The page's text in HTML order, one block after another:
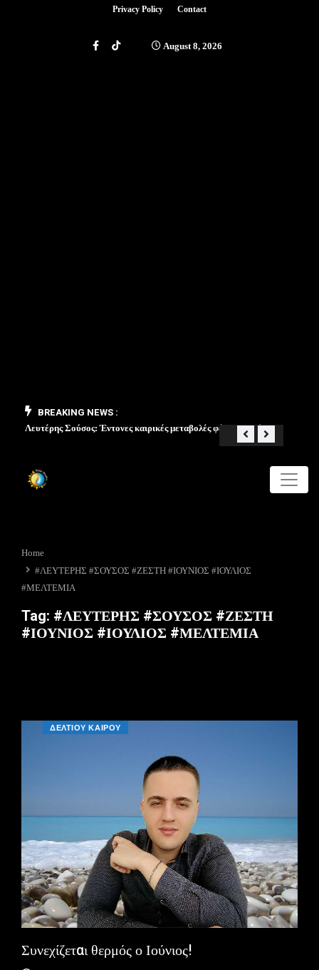
Privacy Policy Contact
August 8, 2026
BREAKING NEWS :
Λευτέρης Σούσος: Έντονες καιρικές μεταβολές φέρνει ο Μάιος
Home
#ΛΕΥΤΕΡΗΣ #ΣΟΥΣΟΣ #ΖΕΣΤΗ #ΙΟΥΝΙΟΣ #ΙΟΥΛΙΟΣ
#ΜΕΛΤΕΜΙΑ
Tag: #ΛΕΥΤΕΡΗΣ #ΣΟΥΣΟΣ #ΖΕΣΤΗ
#ΙΟΥΝΙΟΣ #ΙΟΥΛΙΟΣ #ΜΕΛΤΕΜΙΑ
ΔΕΛΤΙΟΥ ΚΑΙΡΟΥ
Συνεχίζεται θερμός ο Ιούνιος!